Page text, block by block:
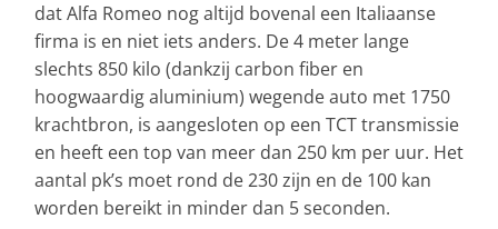
dat Alfa Romeo nog altijd bovenal een Italiaanse
firma is en niet iets anders. De 4 meter lange
slechts 850 kilo (dankzij carbon fiber en
hoogwaardig aluminium) wegende auto met 1750
krachtbron, is aangesloten op een TCT transmissie
en heeft een top van meer dan 250 km per uur. Het
aantal pk’s moet rond de 230 zijn en de 100 kan
worden bereikt in minder dan 5 seconden.